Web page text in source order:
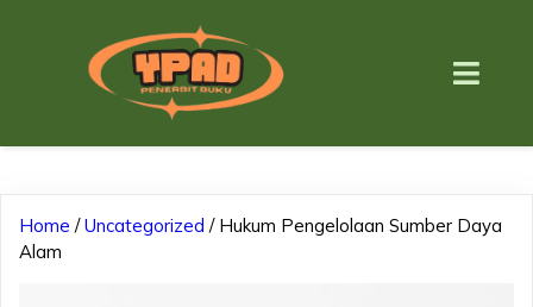
Home /Uncategorized / Hukum Pengelolaan Sumber Daya
Alam